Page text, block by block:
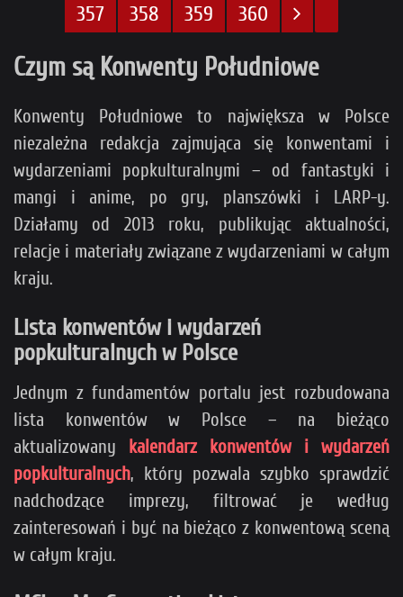
357
358 359 360
Czym są Konwenty Południowe
Konwenty Południowe to największa w Polsce
niezależna redakcja zajmująca się konwentami i
wydarzeniami popkulturalnymi – od fantastyki i
mangi i anime, po gry, planszówki i LARP-y.
Działamy od 2013 roku, publikując aktualności,
relacje i materiały związane z wydarzeniami w całym
kraju.
Lista konwentów i wydarzeń
popkulturalnych w Polsce
Jednym z fundamentów portalu jest rozbudowana
lista konwentów w Polsce – na bieżąco
aktualizowany kalendarz konwentów i wydarzeń
popkulturalnych, który pozwala szybko sprawdzić
nadchodzące imprezy, filtrować je według
zainteresowań i być na bieżąco z konwentową sceną
w całym kraju.